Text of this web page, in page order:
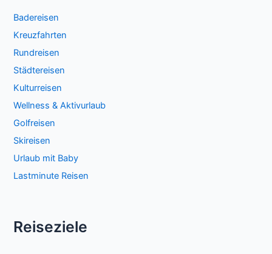
Badereisen
Kreuzfahrten
Rundreisen
Städtereisen
Kulturreisen
Wellness & Aktivurlaub
Golfreisen
Skireisen
Urlaub mit Baby
Lastminute Reisen
Reiseziele